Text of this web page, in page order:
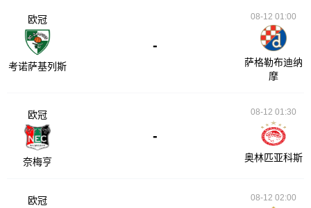
欧冠
考诺萨基列斯
-
08-12 01:00
萨格勒布迪纳
摩
欧冠
奈梅亨
-
08-12 01:30
奥林匹亚科斯
欧冠 08-12 02:00